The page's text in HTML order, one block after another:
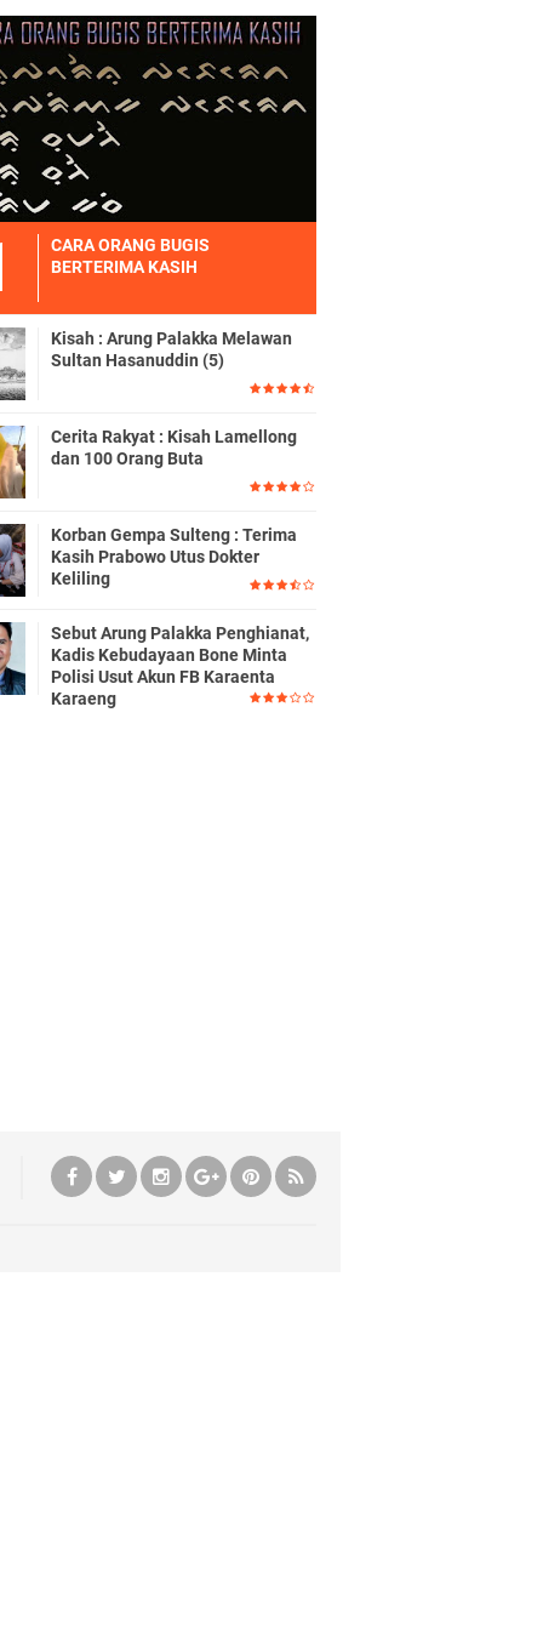
CARA ORANG BUGIS
BERTERIMA KASIH
Kisah : Arung Palakka Melawan
Sultan Hasanuddin (5)
Cerita Rakyat : Kisah Lamellong
dan 100 Orang Buta
Korban Gempa Sulteng : Terima
Kasih Prabowo Utus Dokter
Keliling
Sebut Arung Palakka Penghianat,
Kadis Kebudayaan Bone Minta
Polisi Usut Akun FB Karaenta
Karaeng